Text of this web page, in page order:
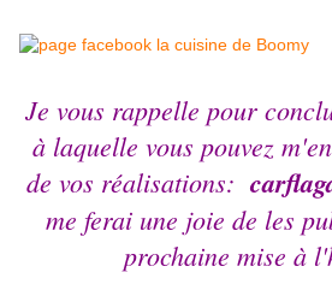
Je vous rappelle pour
à laquelle vous pouvez
de vos réalisations:
me ferai une joie de les
prochaine mise à